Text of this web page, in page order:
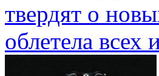
твердят о
облетела всех